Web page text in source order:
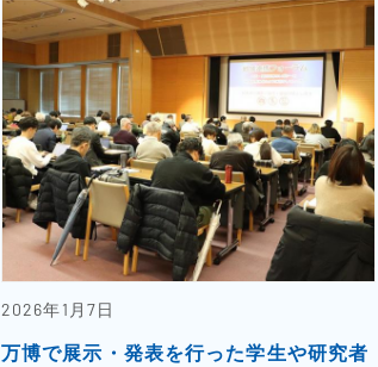
2026年1月7日
万博で展示・発表を行った学生や研究者